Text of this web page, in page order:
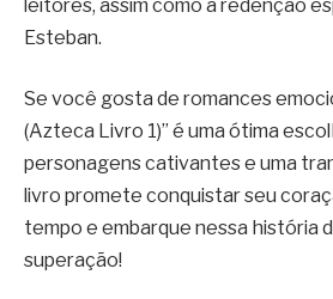
leitores, assim como a redenção
Esteban.
Se você gosta de romances
(Azteca Livro 1)” é uma ótima
personagens cativantes e uma
livro promete conquistar seu
tempo e embarque nessa história
superação!